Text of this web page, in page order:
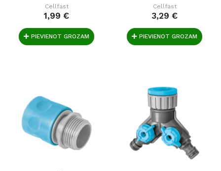
IEKŠĒJO...
Cellfast
1,99 €
PIEVIENOT GROZAM
Cellfast
3,29 €
PIEVIENOT GROZAM